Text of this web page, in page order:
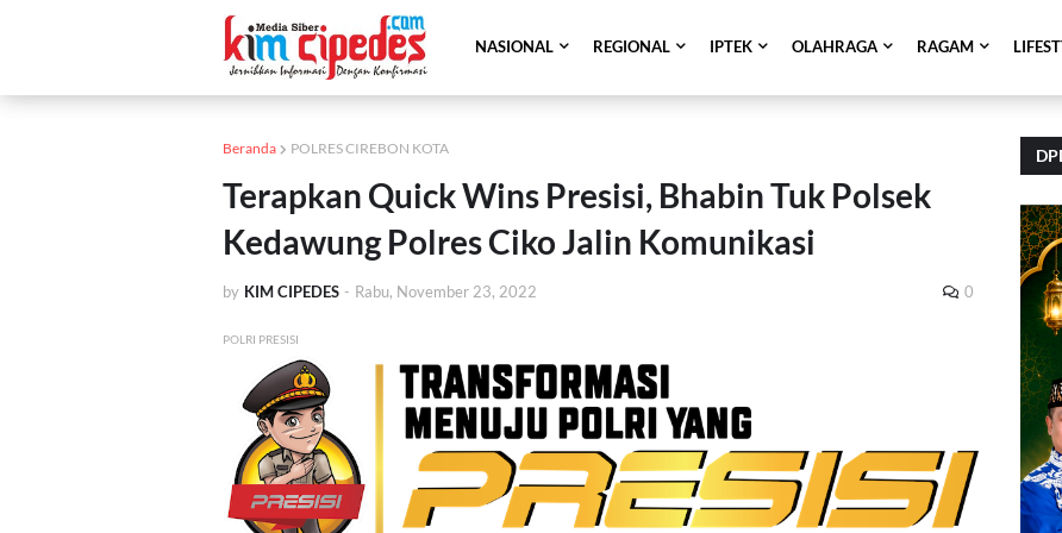
NASIONAL REGIONAL IPTEK OLAHRAGA RAGAM
Beranda POLRES CIREBON KOTA
Terapkan Quick Wins Presisi, Bhabin Tuk Polsek
Kedawung Polres Ciko Jalin Komunikasi
by KIM CIPEDES - Rabu, November 23, 2022 0
POLRI PRESISI